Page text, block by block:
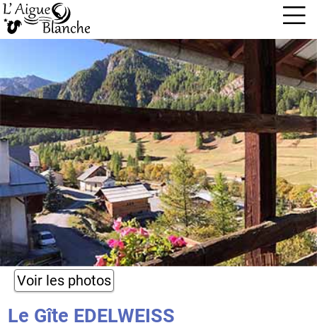
Voir les photos
Le Gîte EDELWEISS